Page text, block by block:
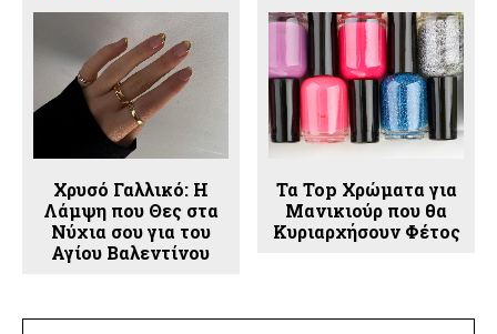
Χρυσό Γαλλικό: Η
Λάμψη που Θες στα
Νύχια σου για του
Αγίου Βαλεντίνου
Τα Top Χρώματα για
Μανικιούρ που θα
Κυριαρχήσουν Φέτος